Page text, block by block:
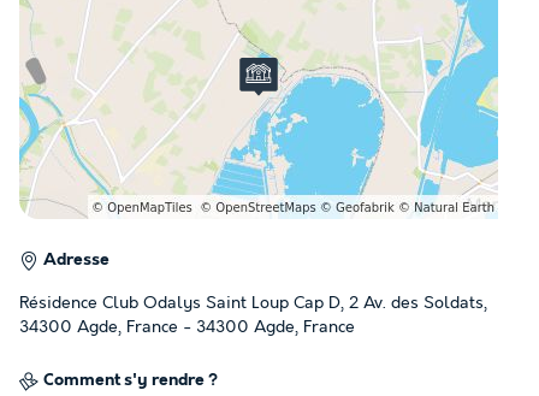
Adresse
Résidence Club Odalys Saint Loup Cap D, 2 Av. des Soldats,
34300 Agde, France - 34300 Agde, France
Comment s'y rendre ?